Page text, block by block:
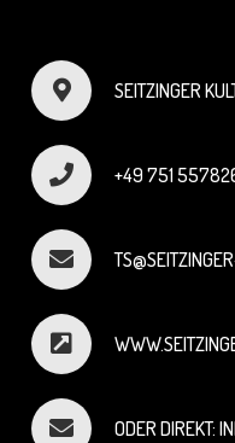
SEITZINGER
+49 751
ODER DIREKT: